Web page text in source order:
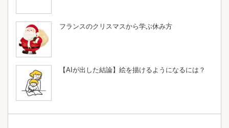
フランスのクリスマスから学ぶ休み方
【AIが出した結論】絵を描けるようになるには？